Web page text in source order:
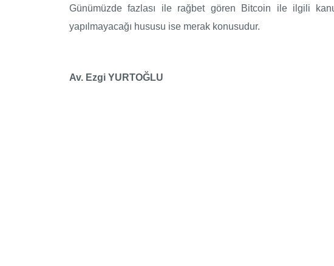
Günümüzde fazlası ile rağbet gören Bitcoin ile ilgili
yapılmayacağı hususu ise merak konusudur.
Av. Ezgi YURTOĞLU